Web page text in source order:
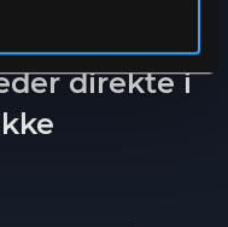
direkte i